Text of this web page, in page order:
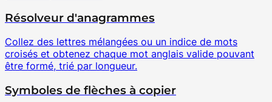
Résolveur d'anagrammes
Collez des lettres mélangées ou un indice de mots
croisés et obtenez chaque mot anglais valide pouvant
être formé, trié par longueur.
Symboles de flèches à copier